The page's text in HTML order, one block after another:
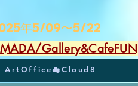
年5/09〜5/22
Gallery&CafeFUN
ArtOffice☁︎Cloud8